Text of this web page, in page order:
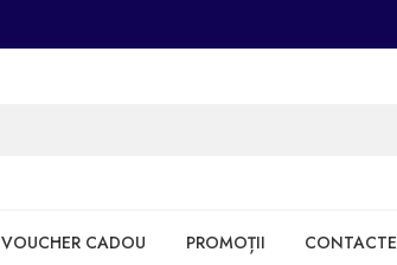
VOUCHER CADOU PROMOȚII CONTACTE